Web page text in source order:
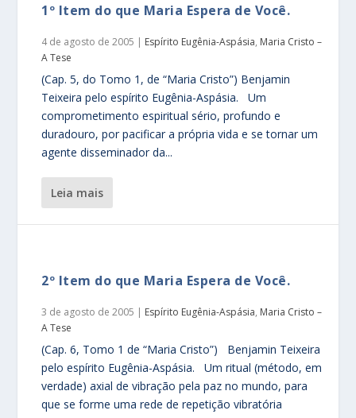
1º Item do que Maria Espera de Você.
4 de agosto de 2005 | Espírito Eugênia-Aspásia, Maria Cristo –
A Tese
(Cap. 5, do Tomo 1, de “Maria Cristo”) Benjamin
Teixeira pelo espírito Eugênia-Aspásia. Um
comprometimento espiritual sério, profundo e
duradouro, por pacificar a própria vida e se tornar um
agente disseminador da...
leia mais
2º Item do que Maria Espera de Você.
3 de agosto de 2005 | Espírito Eugênia-Aspásia, Maria Cristo –
A Tese
(Cap. 6, Tomo 1 de “Maria Cristo”) Benjamin Teixeira
pelo espírito Eugênia-Aspásia. Um ritual (método, em
verdade) axial de vibração pela paz no mundo, para
que se forme uma rede de repetição vibratória